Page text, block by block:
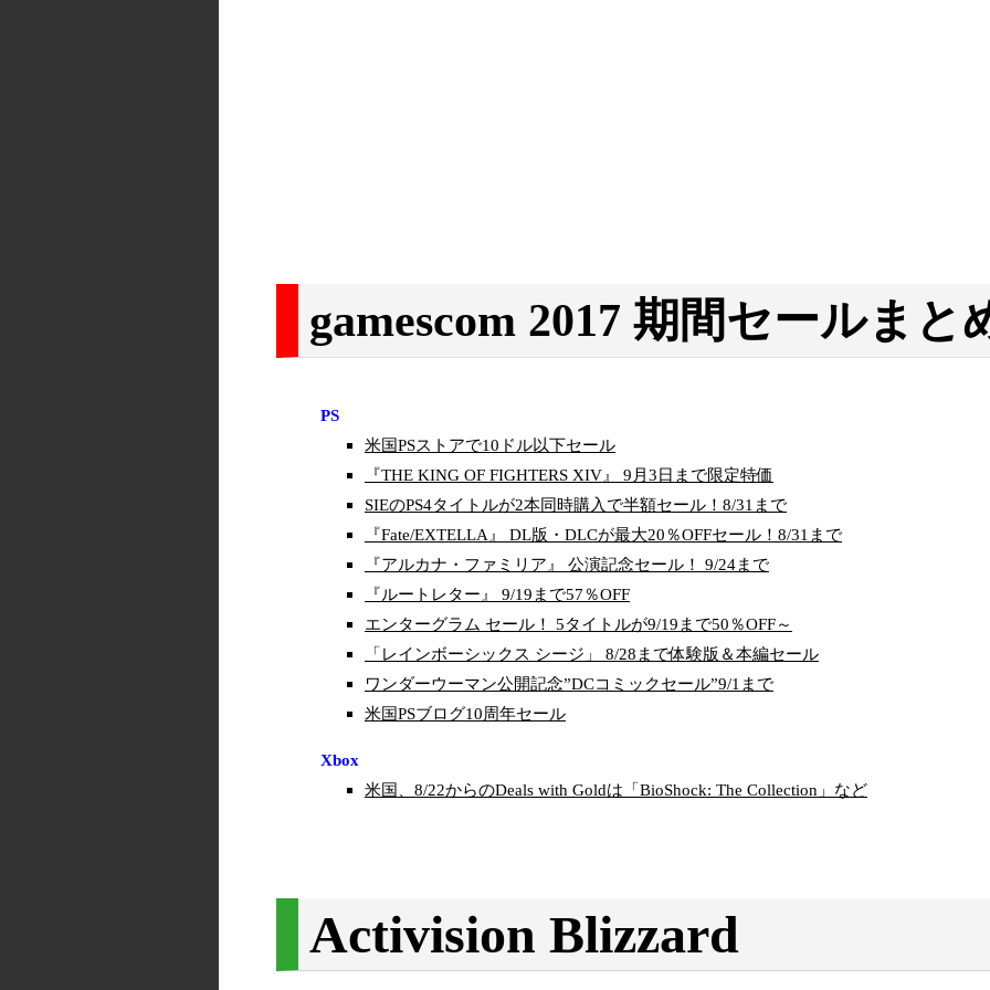
gamescom 2017 期間セールまと
PS
米国PSストアで10ドル以下セール
『THE KING OF FIGHTERS XIV』 9月3日まで限定特価
SIEのPS4タイトルが2本同時購入で半額セール！8/31まで
『Fate/EXTELLA』 DL版・DLCが最大20％OFFセール！8/31まで
『アルカナ・ファミリア』 公演記念セール！ 9/24まで
『ルートレター』 9/19まで57％OFF
エンターグラム セール！ 5タイトルが9/19まで50％OFF～
「レインボーシックス シージ」 8/28まで体験版＆本編セール
ワンダーウーマン公開記念”DCコミックセール”9/1まで
米国PSブログ10周年セール
Xbox
米国、8/22からのDeals with Goldは「BioShock: The Collection」など
Activision Blizzard